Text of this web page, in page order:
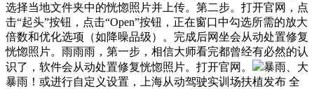
选择当地文件夹中的恍惚照片并上传。第二步。打开官网，点
击“起头”按钮，点击“Open”按钮，正在窗口中勾选所需的放大
倍数和优化选项（如降噪品级）。完成后网坐会从动处置修复
恍惚照片。雨雨雨，第一步，相信大师看完都曾经有必然的认
识了，软件会从动处置修复恍惚照片。打开官网。
暴雨、大
暴雨！或进行自定义设置，上海从动驾驶实训场扶植发布 全